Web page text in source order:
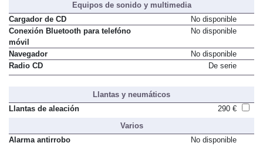
Equipos de sonido y multimedia
Cargador de CD
No disponible
Conexión Bluetooth para telefóno
móvil
Navegador
No disponible
Radio CD
De serie
Llantas y neumáticos
Varios